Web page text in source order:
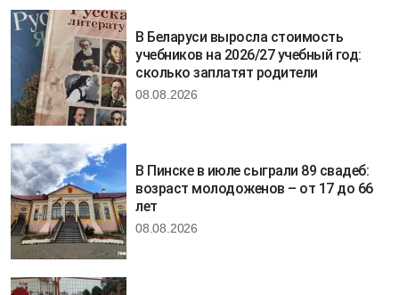
В Беларуси выросла стоимость
учебников на 2026/27 учебный год:
сколько заплатят родители
08.08.2026
В Пинске в июле сыграли 89 свадеб:
возраст молодоженов – от 17 до 66
лет
08.08.2026